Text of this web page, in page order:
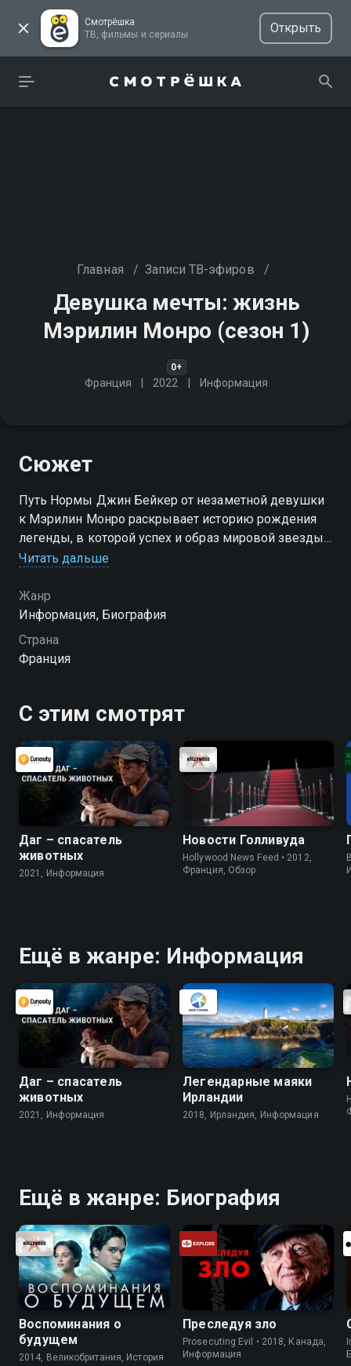
Смотрёшка
ТВ, фильмы и сериалы
Открыть
Главная / Записи ТВ-эфиров /
Девушка мечты: жизнь
Мэрилин Монро (сезон 1)
0+
Франция 2022 Информация
Сюжет
Путь Нормы Джин Бейкер от незаметной девушки
к Мэрилин Монро раскрывает историю рождения
легенды, в которой успех и образ мировой звезды
переплетаются с внутренними противоречиями
Посмотреть онлайн 1 сезон сериала Девушка
мечты: жизнь Мэрилин Монро вы можете
совершенно бесплатно в хорошем HD качестве на
Смотрёшке
Читать дальше
Жанр
Информация, Биография
Страна
Франция
С этим смотрят
Даг – спасатель
животных
2021, Информация
Новости Голливуда
Hollywood News Feed • 2012,
Франция, Обзор
Ещё в жанре: Информация
Даг – спасатель
животных
2021, Информация
Легендарные маяки
Ирландии
2018, Ирландия, Информация
Ещё в жанре: Биография
Воспоминания о
будущем
2014, Великобритания, История
Преследуя зло
Prosecuting Evil • 2018, Канада,
Информация